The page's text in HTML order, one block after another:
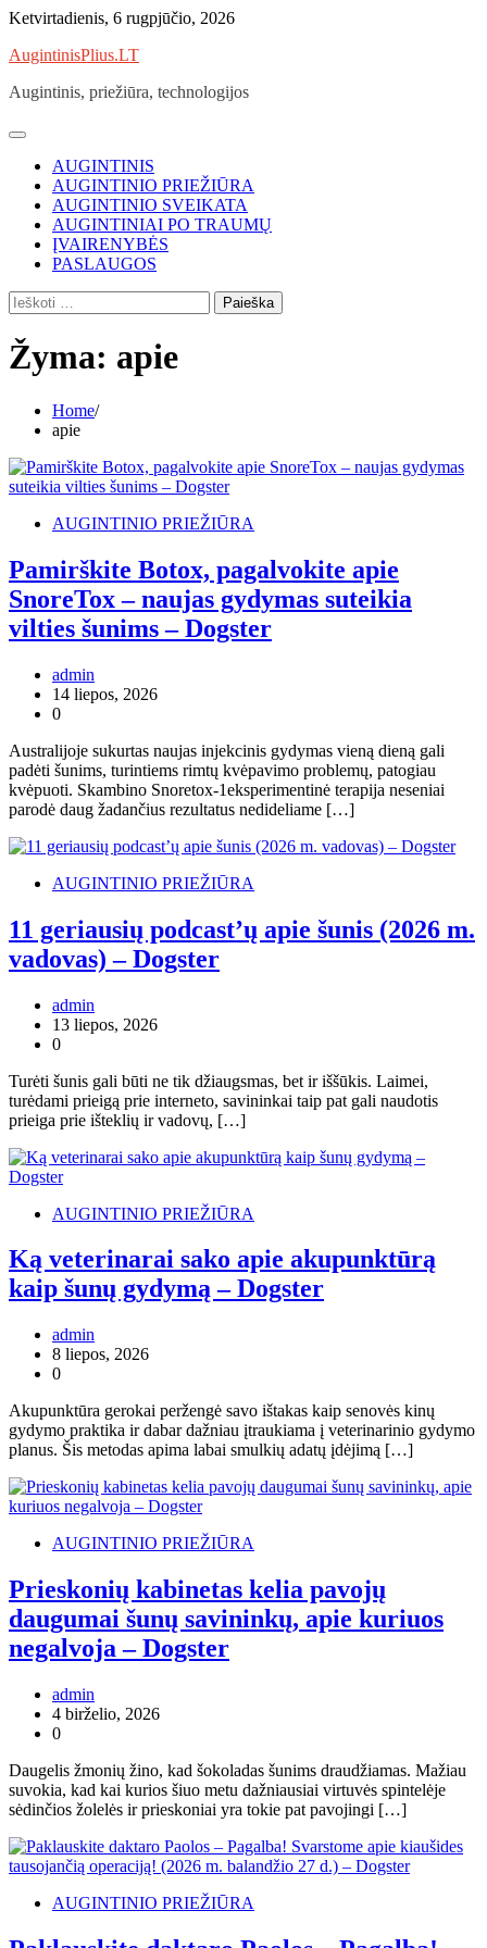
Skip
content
Ketvirtadienis, 6 rugpjūčio, 2026
AugintinisPlius.LT
Augintinis, priežiūra, technologijos
AUGINTINIS
AUGINTINIO PRIEŽIŪRA
AUGINTINIO SVEIKATA
AUGINTINIAI PO TRAUMŲ
ĮVAIRENYBĖS
PASLAUGOS
Ieškoti:
Žyma: apie
Home
apie
AUGINTINIO PRIEŽIŪRA
Pamirškite Botox, pagalvokite apie
SnoreTox – naujas gydymas suteikia
vilties šunims – Dogster
admin
14 liepos, 2026
0
Australijoje sukurtas naujas injekcinis gydymas vieną dieną gali
padėti šunims, turintiems rimtų kvėpavimo problemų, patogiau
kvėpuoti. Skambino Snoretox-1eksperimentinė terapija neseniai
parodė daug žadančius rezultatus nedideliame […]
AUGINTINIO PRIEŽIŪRA
11 geriausių podcast’ų apie šunis (2026 m.
vadovas) – Dogster
admin
13 liepos, 2026
0
Turėti šunis gali būti ne tik džiaugsmas, bet ir iššūkis. Laimei,
turėdami prieigą prie interneto, savininkai taip pat gali naudotis
prieiga prie išteklių ir vadovų, […]
AUGINTINIO PRIEŽIŪRA
Ką veterinarai sako apie akupunktūrą
kaip šunų gydymą – Dogster
admin
8 liepos, 2026
0
Akupunktūra gerokai peržengė savo ištakas kaip senovės kinų
gydymo praktika ir dabar dažniau įtraukiama į veterinarinio gydymo
planus. Šis metodas apima labai smulkių adatų įdėjimą […]
AUGINTINIO PRIEŽIŪRA
Prieskonių kabinetas kelia pavojų
daugumai šunų savininkų, apie kuriuos
negalvoja – Dogster
admin
4 birželio, 2026
0
Daugelis žmonių žino, kad šokoladas šunims draudžiamas. Mažiau
suvokia, kad kai kurios šiuo metu dažniausiai virtuvės spintelėje
sėdinčios žolelės ir prieskoniai yra tokie pat pavojingi […]
AUGINTINIO PRIEŽIŪRA